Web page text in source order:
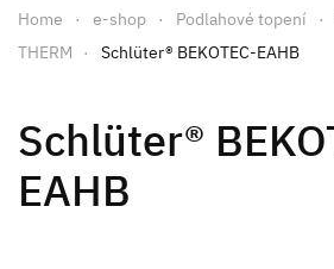
Home e-shop Podlahové topení
THERM
Schlüter® BEKOTEC-EAHB
Schlüter®
EAHB